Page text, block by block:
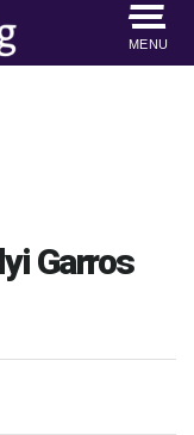
MENU
Garros